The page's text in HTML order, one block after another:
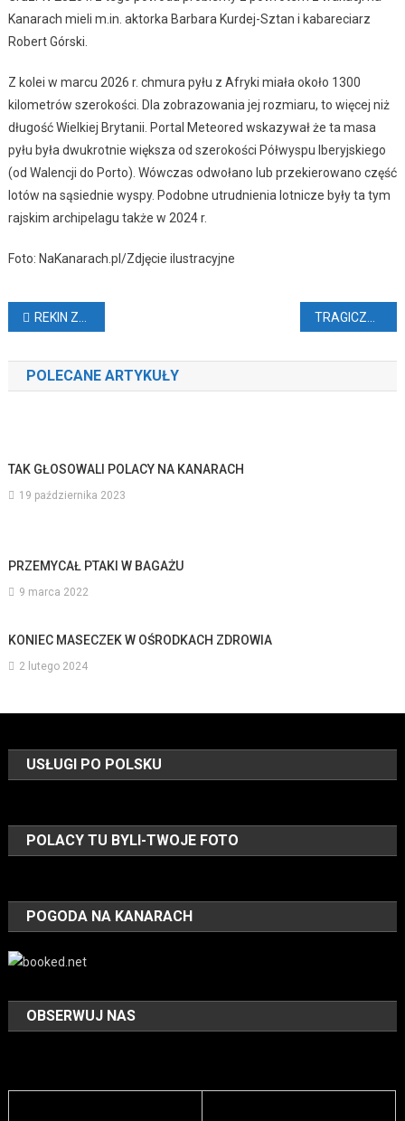
Kanarach mieli m.in. aktorka Barbara Kurdej-Sztan i kabareciarz
Robert Górski.
Z kolei w marcu 2026 r. chmura pyłu z Afryki miała około 1300
kilometrów szerokości. Dla zobrazowania jej rozmiaru, to więcej niż
długość Wielkiej Brytanii. Portal Meteored wskazywał że ta masa
pyłu była dwukrotnie większa od szerokości Półwyspu Iberyjskiego
(od Walencji do Porto). Wówczas odwołano lub przekierowano część
lotów na sąsiednie wyspy. Podobne utrudnienia lotnicze były ta tym
rajskim archipelagu także w 2024 r.
Foto: NaKanarach.pl/Zdjęcie ilustracyjne
Nawigacja
wpisu
REKIN ZAATAKOWAŁ KOBIETĘ
POLECANE ARTYKUŁY
TAK GŁOSOWALI POLACY NA KANARACH
19 października 2023
PRZEMYCAŁ PTAKI W BAGAŻU
9 marca 2022
KONIEC MASECZEK W OŚRODKACH ZDROWIA
2 lutego 2024
USŁUGI PO POLSKU
POLACY TU BYLI-TWOJE FOTO
POGODA NA KANARACH
OBSERWUJ NAS